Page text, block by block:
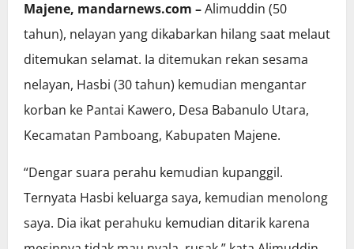
Majene, mandarnews.com –Alimuddin (50
tahun), nelayan yang dikabarkan hilang saat melaut
ditemukan selamat. Ia ditemukan rekan sesama
nelayan, Hasbi (30 tahun) kemudian mengantar
korban ke Pantai Kawero, Desa Babanulo Utara,
Kecamatan Pamboang, Kabupaten Majene.
“Dengar suara perahu kemudian kupanggil.
Ternyata Hasbi keluarga saya, kemudian menolong
saya. Dia ikat perahuku kemudian ditarik karena